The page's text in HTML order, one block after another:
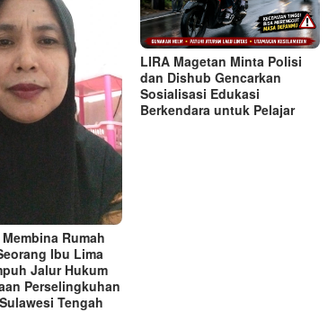
Rumah
Ibu Lima
Jalur Hukum
Perselingkuhan
Tengah
LIRA Magetan Minta Polisi
dan Dishub Gencarkan
Sosialisasi Edukasi
Berkendara untuk Pelajar